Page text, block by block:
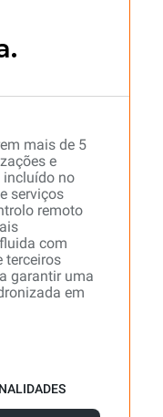
mais de 5
e
incluído no
serviços
remoto
com
terceiros
garantir uma
em